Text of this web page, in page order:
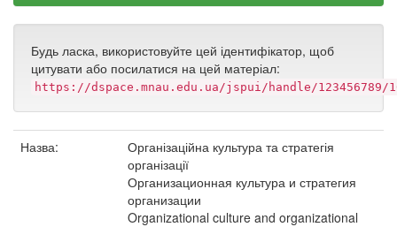
Будь ласка, використовуйте цей ідентифікатор, щоб
цитувати або посилатися на цей матеріал:
https://dspace.mnau.edu.ua/jspui/handle/123456789/
Назва:
Організаційна культура та стратегія
організації
Организационная культура и стратегия
организации
Organizational culture and organizational